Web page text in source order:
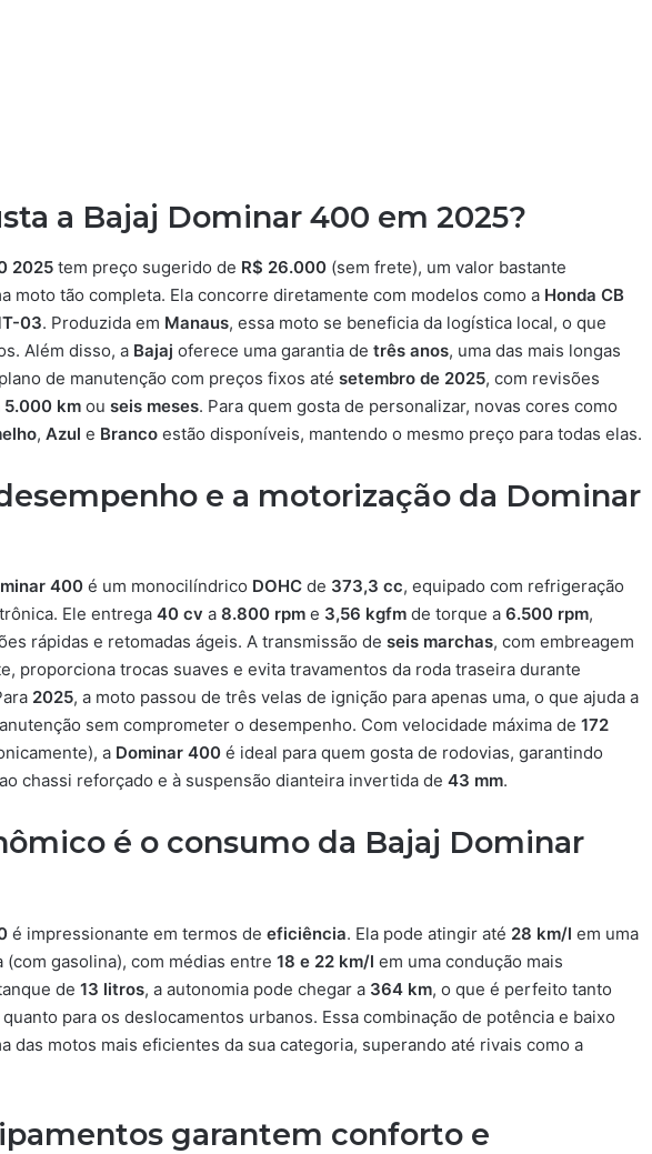
a Bajaj Dominar 400 em 2025?
2025 tem preço sugerido de R$ 26.000 (sem frete), um valor bastante
moto tão completa. Ela concorre diretamente com modelos como a Honda CB
03. Produzida em Manaus, essa moto se beneficia da logística local, o que
Além disso, a Bajaj oferece uma garantia de três anos, uma das mais longas
de manutenção com preços fixos até setembro de 2025, com revisões
5.000 km ou seis meses. Para quem gosta de personalizar, novas cores como
, Azul e Branco estão disponíveis, mantendo o mesmo preço para todas elas.
e a motorização da Dominar
400 é um monocilíndrico DOHC de 373,3 cc, equipado com refrigeração
Ele entrega 40 cv a 8.800 rpm e 3,56 kgfm de torque a 6.500 rpm,
rápidas e retomadas ágeis. A transmissão de seis marchas, com embreagem
proporciona trocas suaves e evita travamentos da roda traseira durante
2025, a moto passou de três velas de ignição para apenas uma, o que ajuda a
sem comprometer o desempenho. Com velocidade máxima de 172
a Dominar 400 é ideal para quem gosta de rodovias, garantindo
chassi reforçado e à suspensão dianteira invertida de 43 mm.
é o consumo da Bajaj Dominar
é impressionante em termos de eficiência. Ela pode atingir até 28 km/l em uma
(com gasolina), com médias entre 18 e 22 km/l em uma condução mais
de 13 litros, a autonomia pode chegar a 364 km, o que é perfeito tanto
para os deslocamentos urbanos. Essa combinação de potência e baixo
das motos mais eficientes da sua categoria, superando até rivais como a
garantem conforto e